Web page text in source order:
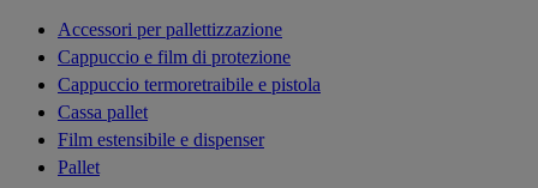
Accessori per pallettizzazione
Cappuccio e film di protezione
Cappuccio termoretraibile e pistola
Cassa pallet
Film estensibile e dispenser
Pallet